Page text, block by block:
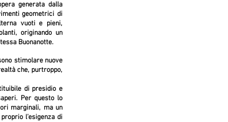
generata dalla
geometrici di
vuoti e pieni,
originando un
Buonanotte.
stimolare nuove
che, purtroppo,
di presidio e
Per questo lo
marginali, ma un
l’esigenza di